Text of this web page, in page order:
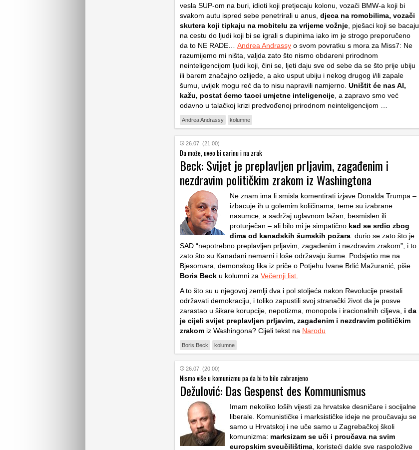
vesla SUP-om na buri, idioti koji pretjecaju kolonu, vozači BMW-a koji bi
svakom autu ispred sebe penetrirali u anus, djeca na romobilima, vozači
skutera koji tipkaju na mobitelu za vrijeme vožnje , pješaci koji se bacaju
na cestu do ljudi koji bi se igrali s dupinima iako im je strogo preporučeno
da to NE RADE… Andrea Andrassy o svom povratku s mora za Miss7: Ne
razumijemo mi ništa, valjda zato što nismo obdareni prirodnom
neinteligencijom ljudi koji, čini se, ljeti daju sve od sebe da se što prije ubiju
ili barem značajno ozlijede, a ako usput ubiju i nekog drugog i/ili zapale
šumu, uvijek mogu reć da to nisu napravili namjerno. Uništit će nas AI,
kažu, postat ćemo taoci umjetne inteligencije , a zapravo smo već
odavno u talačkoj krizi predvođenoj prirodnom neinteligencijom …
Andrea Andrassy kolumne
26.07. (21:00)
Da može, uveo bi carinu i na zrak
Beck: Svijet je preplavljen prljavim, zagađenim i
nezdravim političkim zrakom iz Washingtona
Ne znam ima li smisla komentirati izjave Donalda Trumpa –
izbacuje ih u golemim količinama, teme su izabrane
nasumce, a sadržaj uglavnom lažan, besmislen ili
proturječan – ali bilo mi je simpatično kad se srdio zbog
dima od kanadskih šumskih požara: durio se zato što je
SAD “nepotrebno preplavljen prljavim, zagađenim i nezdravim zrakom”, i to
zato što su Kanađani nemarni i loše održavaju šume. Podsjetio me na
Bjesomara, demonskog lika iz priče o Potjehu Ivane Brlić Mažuranić, piše
Boris Beck u kolumni za Večernji list.
A to što su u njegovoj zemlji dva i pol stoljeća nakon Revolucije prestali
održavati demokraciju, i toliko zapustili svoj stranački život da je posve
zarastao u šikare korupcije, nepotizma, monopola i iracionalnih ciljeva, i da
je cijeli svijet preplavljen prljavim, zagađenim i nezdravim političkim
zrakom iz Washingona? Cijeli tekst na Narodu
Boris Beck kolumne
26.07. (20:00)
Nismo više u komunizmu pa da bi to bilo zabranjeno
Dežulović: Das Gespenst des Kommunismus
Imam nekoliko loših vijesti za hrvatske desničare i socijalne
liberale. Komunističke i marksističke ideje ne proučavaju se
samo u Hrvatskoj i ne uče samo u Zagrebačkoj školi
komunizma: marksizam se uči i proučava na svim
europskim sveučilištima , koristeći dakle sve raspoložive